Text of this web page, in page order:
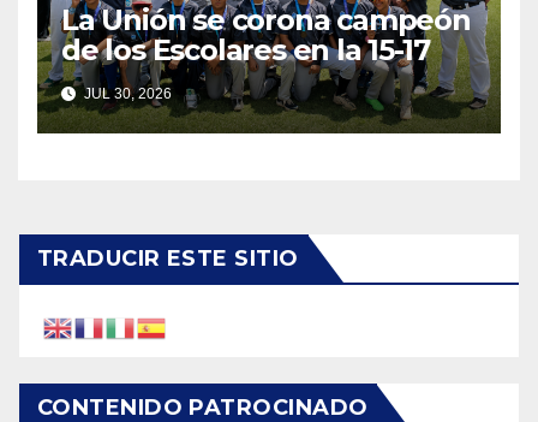
La Unión se corona campeón
de los Escolares en la 15-17
JUL 30, 2026
TRADUCIR ESTE SITIO
CONTENIDO PATROCINADO